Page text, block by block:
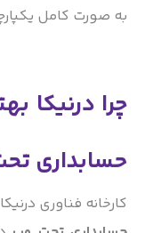
به صورت کامل
چرا درنیکا
حسابداری
کارخانه فناوری درنیکا